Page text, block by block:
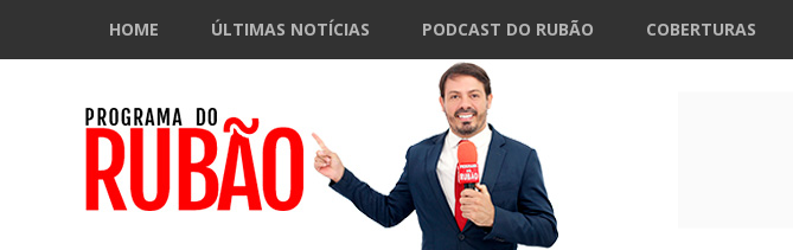
HOME ÚLTIMAS NOTÍCIAS PODCAST DO RUBÃO COBERTURAS